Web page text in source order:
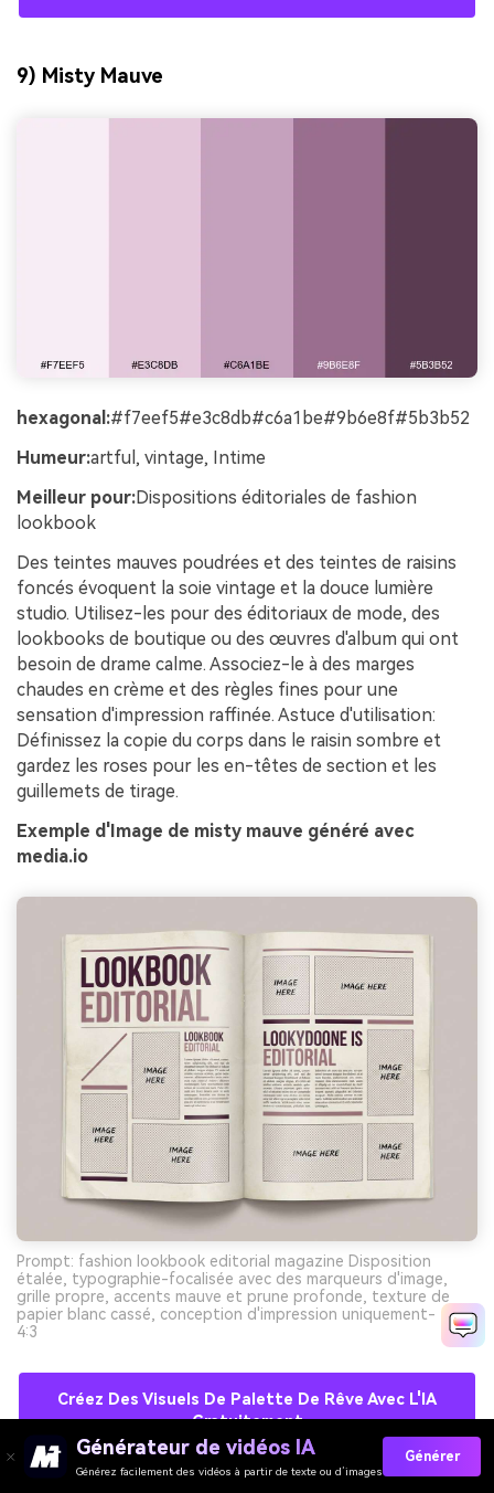
9) Misty Mauve
hexagonal:#f7eef5#e3c8db#c6a1be#9b6e8f#5b3b52
Humeur:artful, vintage, Intime
Meilleur pour:Dispositions éditoriales de fashion
lookbook
Des teintes mauves poudrées et des teintes de raisins
foncés évoquent la soie vintage et la douce lumière
studio. Utilisez-les pour des éditoriaux de mode, des
lookbooks de boutique ou des œuvres d'album qui ont
besoin de drame calme. Associez-le à des marges
chaudes en crème et des règles fines pour une
sensation d'impression raffinée. Astuce d'utilisation:
Définissez la copie du corps dans le raisin sombre et
gardez les roses pour les en-têtes de section et les
guillemets de tirage.
Exemple d'Image de misty mauve généré avec
media.io
Prompt: fashion lookbook editorial magazine Disposition
étalée, typographie-focalisée avec des marqueurs d'image,
grille propre, accents mauve et prune profonde, texture de
papier blanc cassé, conception d'impression uniquement- -ar
4:3
Créez Des Visuels De Palette De Rêve Avec L'IA
Gratuitement
Générateur de vidéos IA
Générez facilement des vidéos à partir de texte ou d’images
Générer